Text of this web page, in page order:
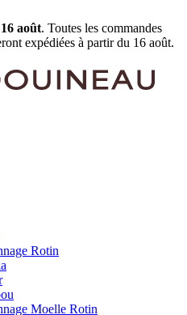
août. Toutes les commandes
expédiées à partir du 16 août.
Rotin
Moelle Rotin